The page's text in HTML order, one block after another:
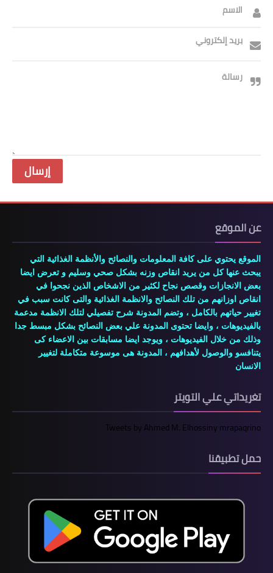
الاسم
بريد إلكتروني
رسالة
عن الموقع
الموقع يحتوي على كافة المعلومات والنصائح والأنظمة الغذائية التي
يبحث عنها كل من يريد انقاص وزنه بشكل صحي وسليم و تعرض ايضا
بعض الانجازات وقصص نجاح لكثير من الاشخاص الذين نجحوا في
انقاص اوزانهم من تلك النصائح والانظمة الغذائية والتى كانت سبب في
تغيير حياتهم بالكامل ، وتضم المدونة شرح تفصيلي لتلك الانظمة مدعمة
بالفيديوهات ، وايضا تحتوى المدونة علي بعض النصائح بشكل مبسط جدا
وذلك من خلال الفيديوهات ، ويوجد ايضا مسابقات بين الاعضاء كى
يتنافسو والوصول لأهدافهم ، المدونة هى موسوعة متكاملة لتغيير
الانسان
تغريداتي علي التويتر
Tweets by Ahmed M. Elhossiny mrapaqrino
حمل تطبيقنا